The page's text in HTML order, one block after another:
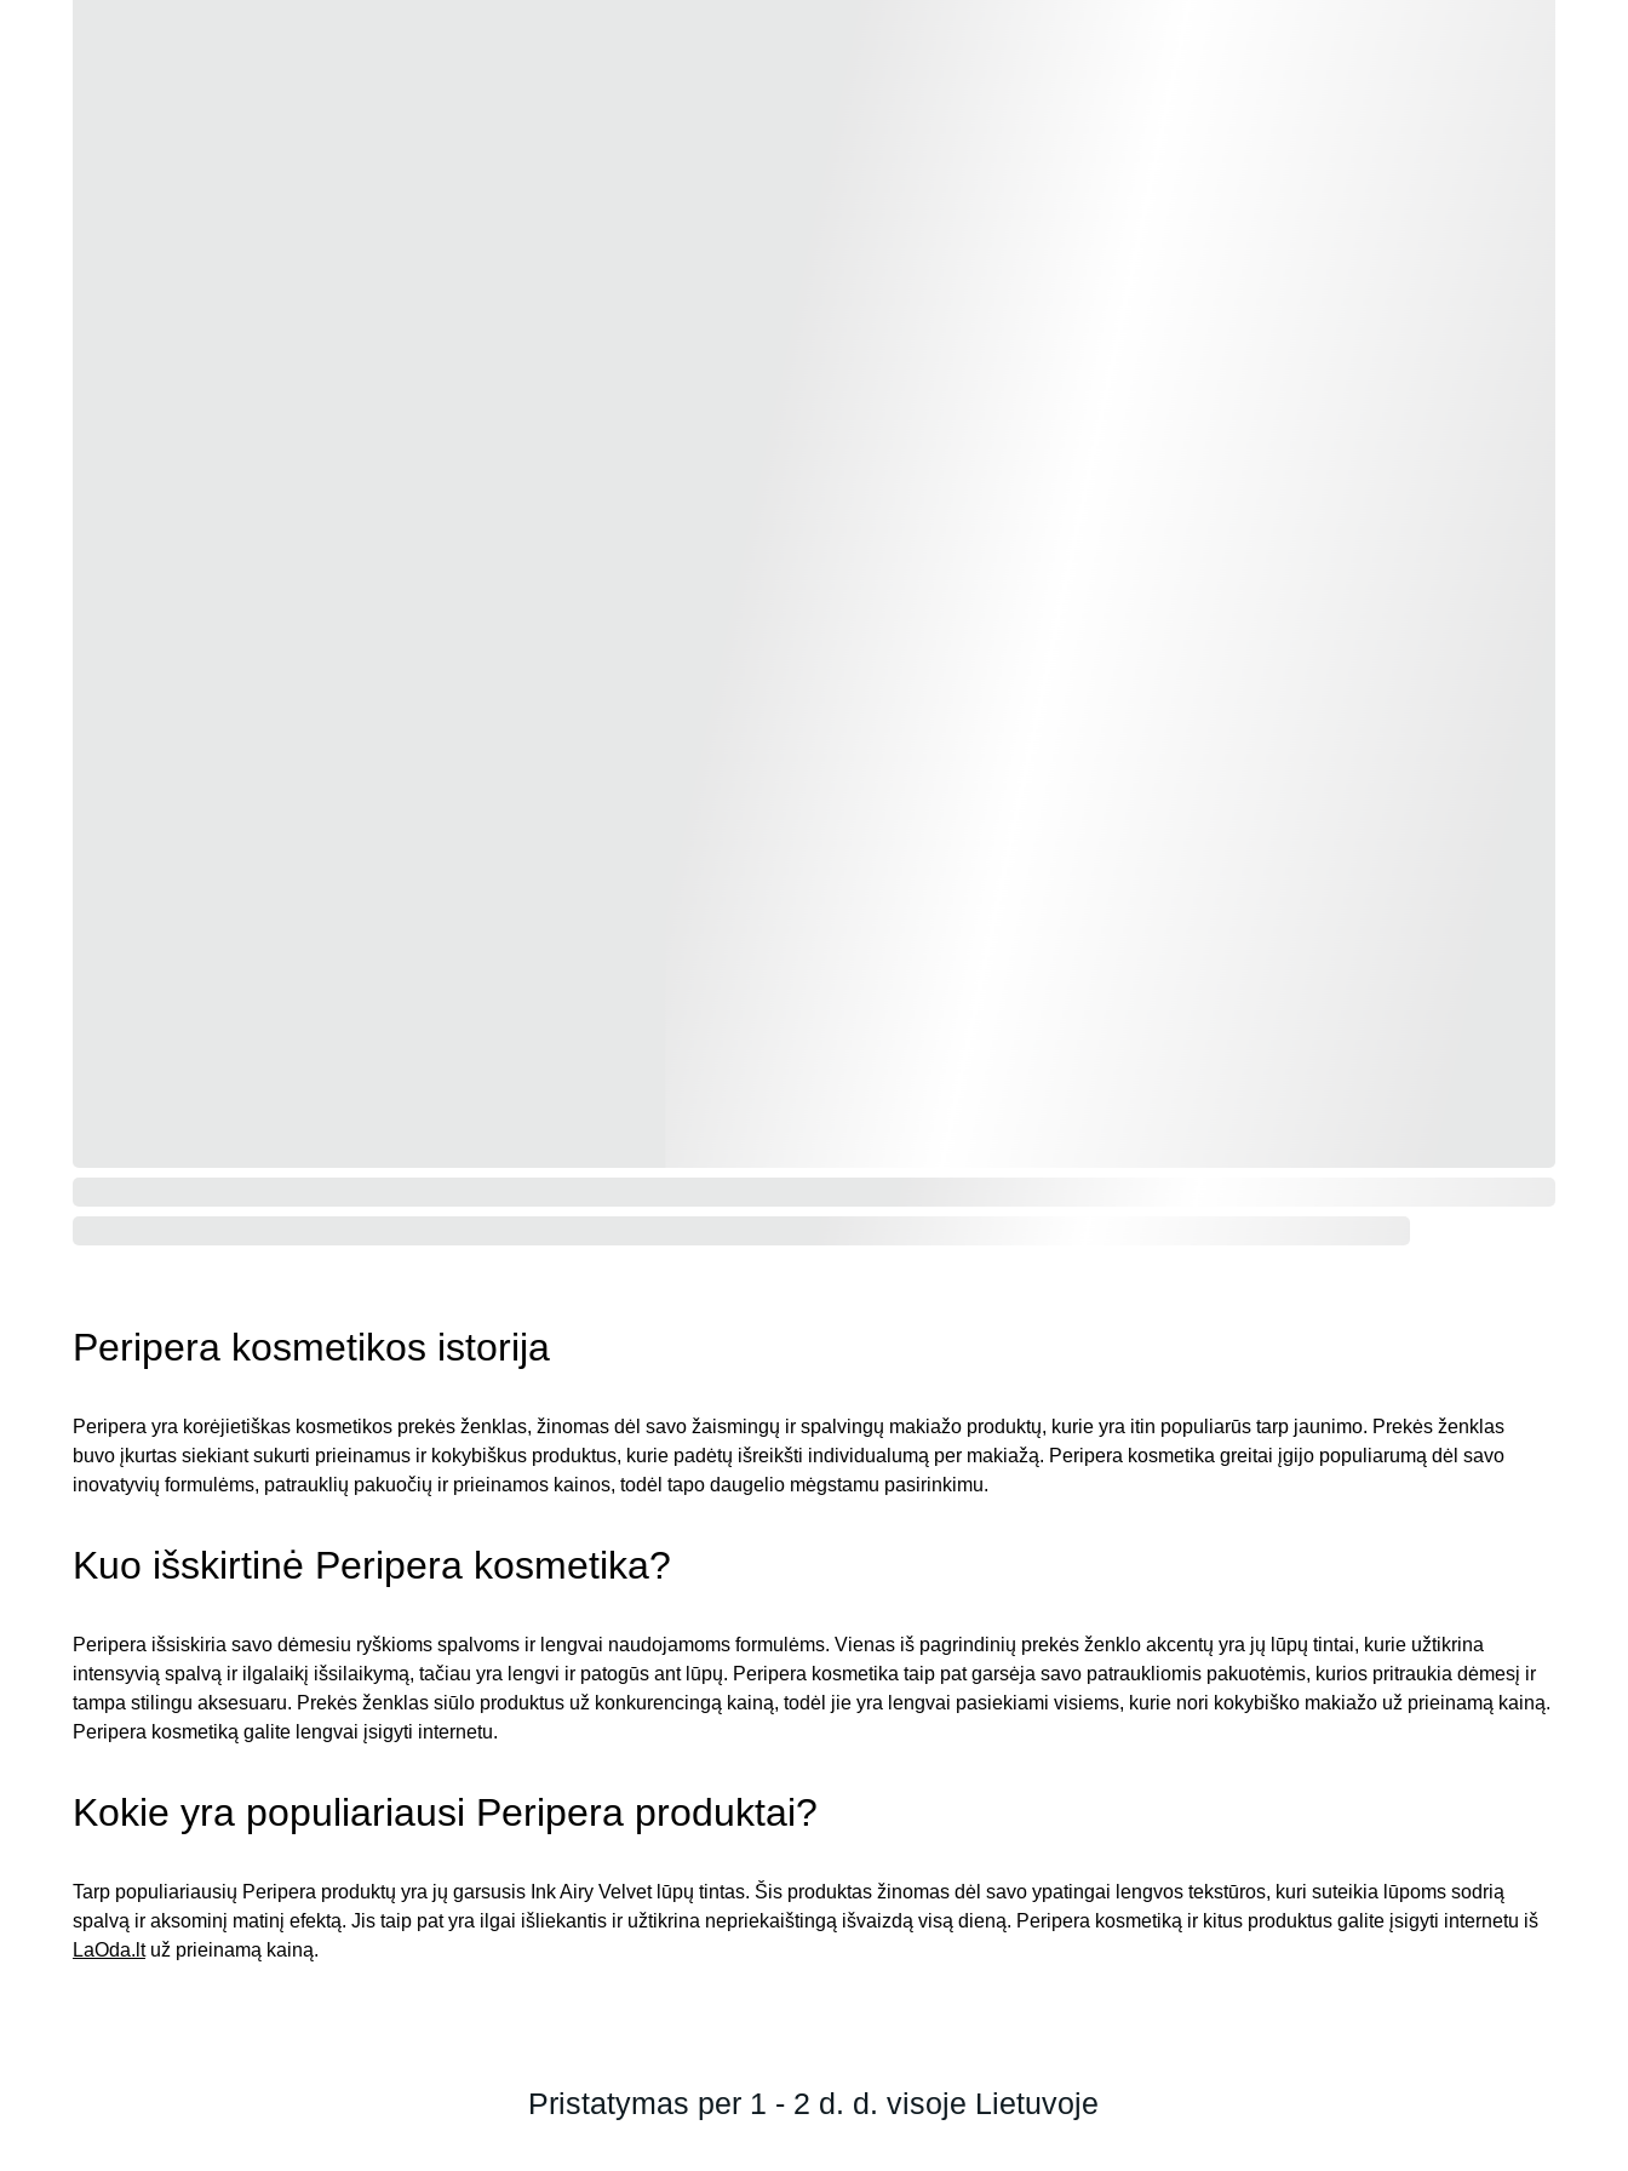
Peripera kosmetikos istorija
Peripera yra korėjietiškas kosmetikos prekės ženklas, žinomas dėl savo žaismingų ir spalvingų makiažo produktų, kurie yra itin populiarūs tarp jaunimo. Prekės ženklas
buvo įkurtas siekiant sukurti prieinamus ir kokybiškus produktus, kurie padėtų išreikšti individualumą per makiažą. Peripera kosmetika greitai įgijo populiarumą dėl savo
inovatyvių formulėms, patrauklių pakuočių ir prieinamos kainos, todėl tapo daugelio mėgstamu pasirinkimu.
Kuo išskirtinė Peripera kosmetika?
Peripera išsiskiria savo dėmesiu ryškioms spalvoms ir lengvai naudojamoms formulėms. Vienas iš pagrindinių prekės ženklo akcentų yra jų lūpų tintai, kurie užtikrina
intensyvią spalvą ir ilgalaikį išsilaikymą, tačiau yra lengvi ir patogūs ant lūpų. Peripera kosmetika taip pat garsėja savo patraukliomis pakuotėmis, kurios pritraukia dėmesį ir
tampa stilingu aksesuaru. Prekės ženklas siūlo produktus už konkurencingą kainą, todėl jie yra lengvai pasiekiami visiems, kurie nori kokybiško makiažo už prieinamą kainą.
Peripera kosmetiką galite lengvai įsigyti internetu.
Kokie yra populiariausi Peripera produktai?
Tarp populiariausių Peripera produktų yra jų garsusis Ink Airy Velvet lūpų tintas. Šis produktas žinomas dėl savo ypatingai lengvos tekstūros, kuri suteikia lūpoms sodrią
spalvą ir aksominį matinį efektą. Jis taip pat yra ilgai išliekantis ir užtikrina nepriekaištingą išvaizdą visą dieną. Peripera kosmetiką ir kitus produktus galite įsigyti internetu iš
LaOda.lt už prieinamą kainą.
Pristatymas per 1 - 2 d. d. visoje Lietuvoje